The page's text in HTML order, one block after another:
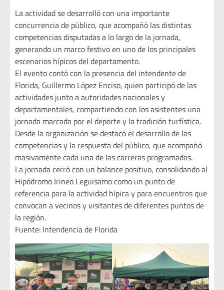
La actividad se desarrolló con una importante
concurrencia de público, que acompañó las distintas
competencias disputadas a lo largo de la jornada,
generando un marco festivo en uno de los principales
escenarios hípicos del departamento.
El evento contó con la presencia del intendente de
Florida, Guillermo López Enciso, quien participó de las
actividades junto a autoridades nacionales y
departamentales, compartiendo con los asistentes una
jornada marcada por el deporte y la tradición turfística.
Desde la organización se destacó el desarrollo de las
competencias y la respuesta del público, que acompañó
masivamente cada una de las carreras programadas.
La jornada cerró con un balance positivo, consolidando al
Hipódromo Irineo Leguisamo como un punto de
referencia para la actividad hípica y para encuentros que
convocan a vecinos y visitantes de diferentes puntos de
la región.
Fuente: Intendencia de Florida